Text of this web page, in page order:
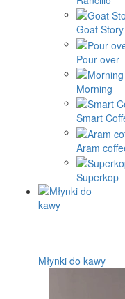
Goat Story
Pour-over
Morning
Smart
Aram
Superkop
Młynki do kawy